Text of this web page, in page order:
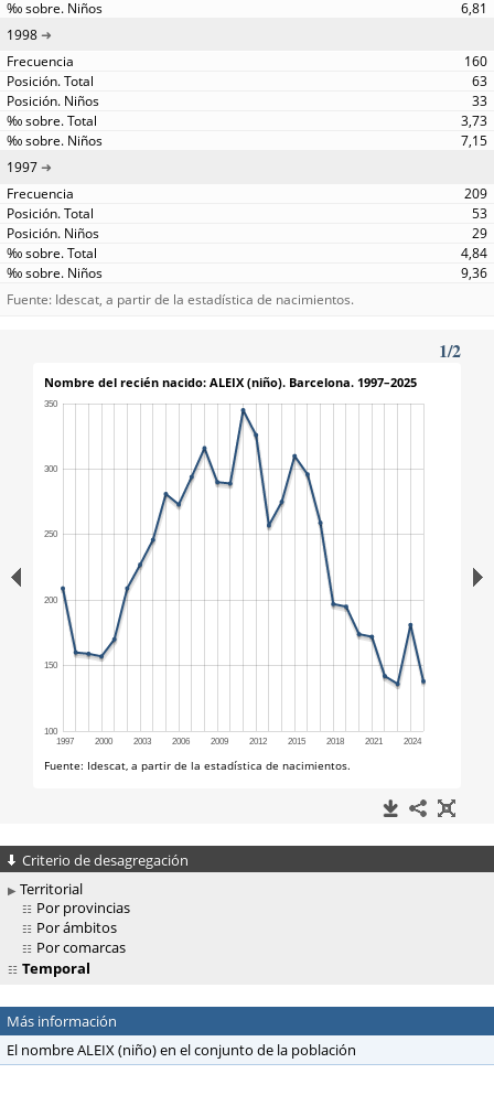
6,81
1998
160
63
33
3,73
7,15
1997
209
53
29
4,84
9,36
Fuente: Idescat, a partir de la estadística de nacimientos.
Criterio de desagregación
Territorial
Por provincias
Por ámbitos
Por comarcas
Temporal
Más información
El nombre ALEIX (niño) en el conjunto de la población